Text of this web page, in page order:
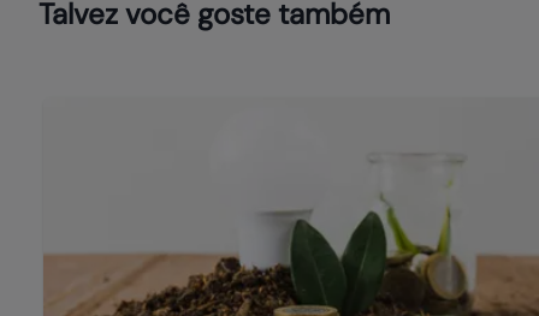
Talvez você goste também